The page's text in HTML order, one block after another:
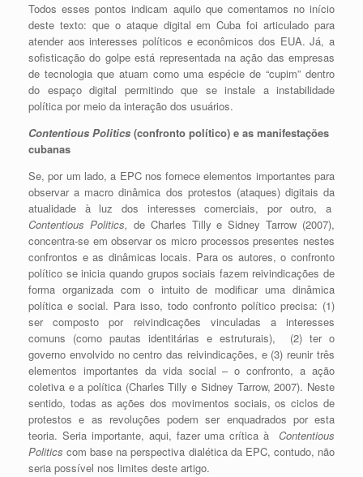
Todos esses pontos indicam aquilo que comentamos no início
deste texto: que o ataque digital em Cuba foi articulado para
atender aos interesses políticos e econômicos dos EUA. Já, a
sofisticação do golpe está representada na ação das empresas
de tecnologia que atuam como uma espécie de “cupim” dentro
do espaço digital permitindo que se instale a instabilidade
política por meio da interação dos usuários.
Contentious Politics (confronto político) e as manifestações
cubanas
Se, por um lado, a EPC nos fornece elementos importantes para
observar a macro dinâmica dos protestos (ataques) digitais da
atualidade à luz dos interesses comerciais, por outro, a
Contentious Politics, de Charles Tilly e Sidney Tarrow (2007),
concentra-se em observar os micro processos presentes nestes
confrontos e as dinâmicas locais. Para os autores, o confronto
político se inicia quando grupos sociais fazem reivindicações de
forma organizada com o intuito de modificar uma dinâmica
política e social. Para isso, todo confronto político precisa: (1)
ser composto por reivindicações vinculadas a interesses
comuns (como pautas identitárias e estruturais), (2) ter o
governo envolvido no centro das reivindicações, e (3) reunir três
elementos importantes da vida social – o confronto, a ação
coletiva e a política (Charles Tilly e Sidney Tarrow, 2007). Neste
sentido, todas as ações dos movimentos sociais, os ciclos de
protestos e as revoluções podem ser enquadrados por esta
teoria. Seria importante, aqui, fazer uma crítica à Contentious
Politics com base na perspectiva dialética da EPC, contudo, não
seria possível nos limites deste artigo.